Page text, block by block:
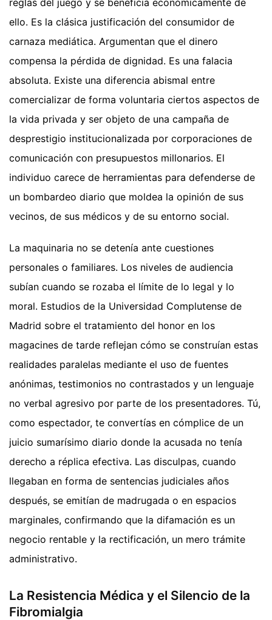
ello. Es la clásica justificación del consumidor de
carnaza mediática. Argumentan que el dinero
compensa la pérdida de dignidad. Es una falacia
absoluta. Existe una diferencia abismal entre
comercializar de forma voluntaria ciertos aspectos de
la vida privada y ser objeto de una campaña de
desprestigio institucionalizada por corporaciones de
comunicación con presupuestos millonarios. El
individuo carece de herramientas para defenderse de
un bombardeo diario que moldea la opinión de sus
vecinos, de sus médicos y de su entorno social.
La maquinaria no se detenía ante cuestiones
personales o familiares. Los niveles de audiencia
subían cuando se rozaba el límite de lo legal y lo
moral. Estudios de la Universidad Complutense de
Madrid sobre el tratamiento del honor en los
magacines de tarde reflejan cómo se construían estas
realidades paralelas mediante el uso de fuentes
anónimas, testimonios no contrastados y un lenguaje
no verbal agresivo por parte de los presentadores. Tú,
como espectador, te convertías en cómplice de un
juicio sumarísimo diario donde la acusada no tenía
derecho a réplica efectiva. Las disculpas, cuando
llegaban en forma de sentencias judiciales años
después, se emitían de madrugada o en espacios
marginales, confirmando que la difamación es un
negocio rentable y la rectificación, un mero trámite
administrativo.
La Resistencia Médica y el Silencio de la
Fibromialgia